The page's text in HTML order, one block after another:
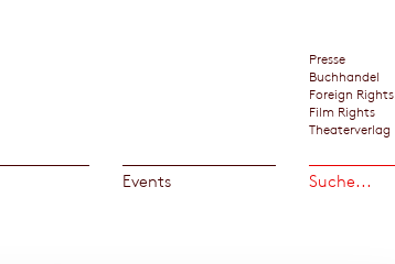
Presse
Buchhandel
Foreign Rights
Film Rights
Theaterverlag
Events